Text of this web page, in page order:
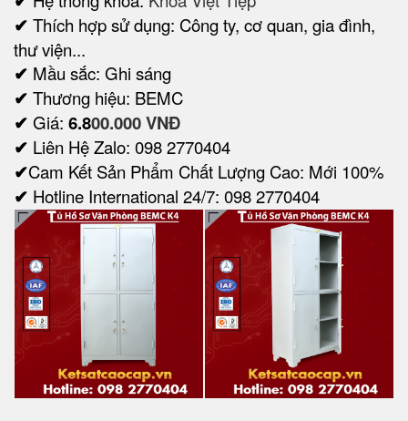
✔ Thích hợp sử dụng: Công ty, cơ quan, gia đình,
thư viện...
✔ Mầu sắc: Ghi sáng
✔ Thương hiệu: BEMC
✔ Giá: 6.800.000 VNĐ
✔ Liên Hệ Zalo: 098 2770404
✔Cam Kết Sản Phẩm Chất Lượng Cao: Mới 100%
✔ Hotline International 24/7: 098 2770404